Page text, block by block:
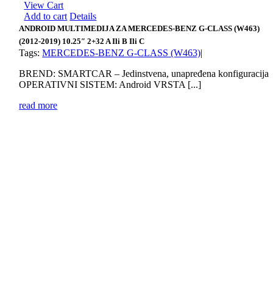
View Cart
Add to cart Details
ANDROID MULTIMEDIJA ZA MERCEDES-BENZ G-CLASS (W463)
(2012-2019) 10.25″ 2+32 A Ili B Ili C
Tags:MERCEDES-BENZ G-CLASS (W463)|
BREND: SMARTCAR – Jedinstvena, unapređena konfiguracija
OPERATIVNI SISTEM: Android VRSTA [...]
read more